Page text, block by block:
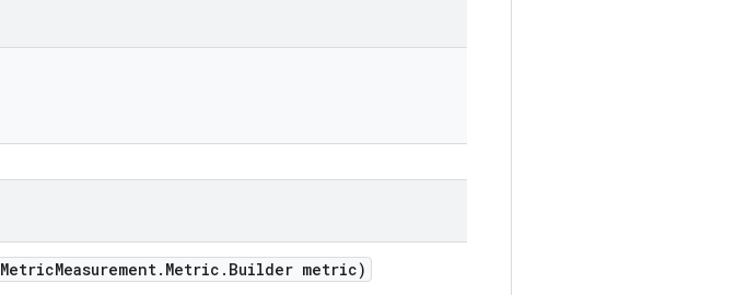
MetricMeasurement. Metric . Builder metric)